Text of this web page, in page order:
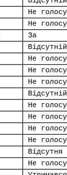
Не
Не
За
Відсутній
Не
Не
Не
Відсутній
Не
Не
Не
Не
Відсутня
Не